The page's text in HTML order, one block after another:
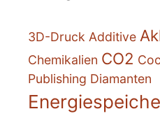
3D-Druck Additive
Chemikalien CO2
Publishing Diamanten